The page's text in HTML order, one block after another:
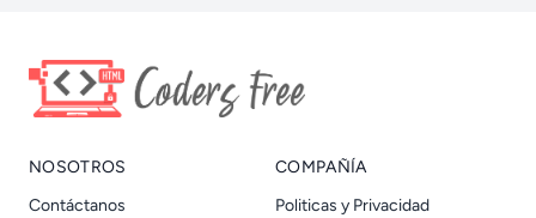
NOSOTROS
Contáctanos
COMPAÑÍA
Politicas y Privacidad